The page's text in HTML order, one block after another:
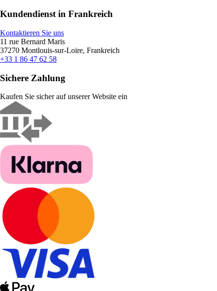
Kundendienst in Frankreich
Kontaktieren Sie uns
11 rue Bernard Maris
37270 Montlouis-sur-Loire, Frankreich
+33 1 86 47 62 58
Sichere Zahlung
Kaufen Sie sicher auf unserer Website ein